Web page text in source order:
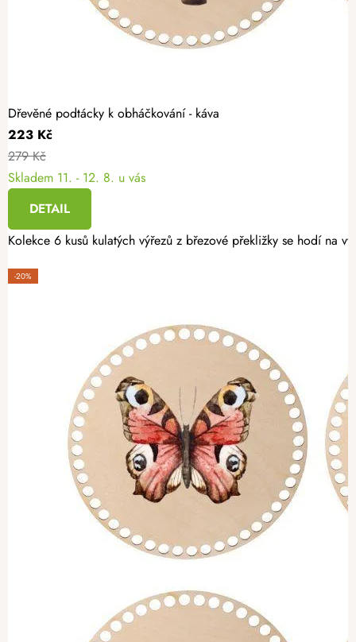
Dřevěné podtácky k obháčkování - káva
223 Kč
279 Kč
Skladem 11. - 12. 8. u vás
DETAIL
Kolekce 6 kusů kulatých výřezů z březové překližky se hodí na
-20%